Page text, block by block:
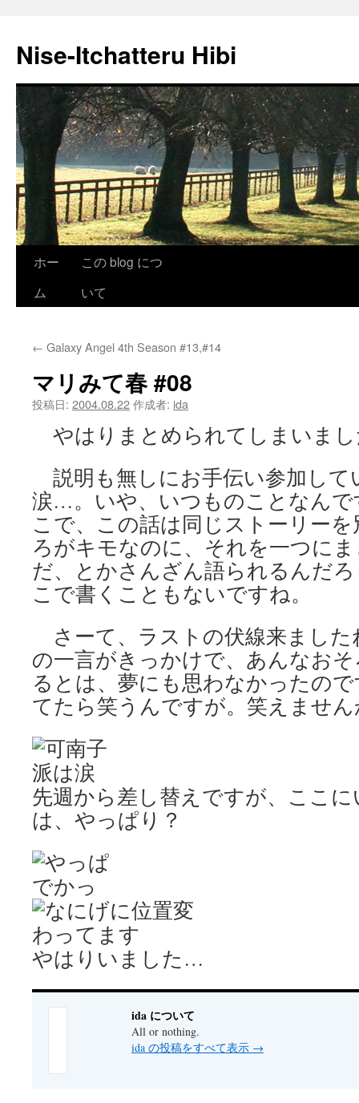
Nise-Itchatteru Hibi
ン
ツ
へ
ッ
ホー
ム
この blog につ
いて
← Galaxy Angel 4th Season #13,#14
マリみて春 #08
投稿日: 2004.08.22作成者: ida
やはりまとめられてしまいま
説明も無しにお手伝い参加して
涙…。いや、いつものことなんで
こで、この話は同じストーリー
ろがキモなのに、それを一つに
だ、とかさんざん語られるんだ
こで書くこともないですね。
さーて、ラストの伏線来ました
の一言がきっかけで、あんなお
るとは、夢にも思わなかったの
てたら笑うんですが。笑えませ
先週から差し替えですが、ここ
は、やっぱり？
やはりいました…
ida について
All or nothing.
ida の投稿をすべて表示 →